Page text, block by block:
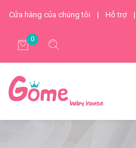
Cửa hàng của chúng tôi | Hỗ trợ |
0